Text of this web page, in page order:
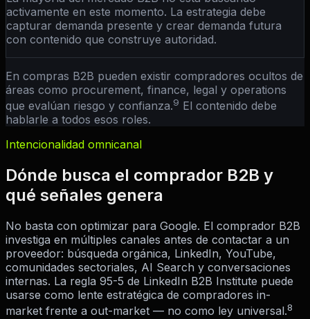
activamente en este momento. La estrategia debe
capturar demanda presente y crear demanda futura
con contenido que construye autoridad.
En compras B2B pueden existir compradores ocultos de
áreas como procurement, finance, legal y operations
que evalúan riesgo y confianza.9 El contenido debe
hablarle a todos esos roles.
Intencionalidad omnicanal
Dónde busca el comprador B2B y
qué señales genera
No basta con optimizar para Google. El comprador B2B
investiga en múltiples canales antes de contactar a un
proveedor: búsqueda orgánica, LinkedIn, YouTube,
comunidades sectoriales, AI Search y conversaciones
internas. La regla 95-5 de LinkedIn B2B Institute puede
usarse como lente estratégica de compradores in-
market frente a out-market — no como ley universal.8